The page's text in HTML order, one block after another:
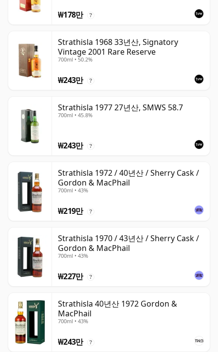
₩178만 ?
Strathisla 1968 33년산, Signatory
Vintage 2001 Rare Reserve
700ml • 50.2%
₩243만 ?
Strathisla 1977 27년산, SMWS 58.7
700ml • 45.8%
₩243만 ?
Strathisla 1972 / 40년산 / Sherry Cask /
Gordon & MacPhail
700ml • 43%
₩219만 ?
Strathisla 1970 / 43년산 / Sherry Cask /
Gordon & MacPhail
700ml • 43%
₩227만 ?
Strathisla 40년산 1972 Gordon &
MacPhail
700ml • 43%
₩243만 ?